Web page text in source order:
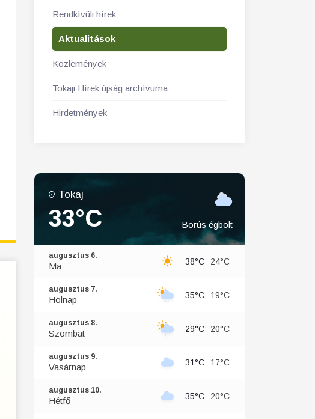
Rendkívüli hírek
Aktualitások
Közlemények
Tokaji Hírek újság archívuma
Hirdetmények
Tokaj
33°C Borús égbolt
augusztus 6.
Ma 38°C 24°C
augusztus 7.
Holnap 35°C 19°C
augusztus 8.
Szombat 29°C 20°C
augusztus 9.
Vasárnap 31°C 17°C
augusztus 10.
Hétfő 35°C 20°C